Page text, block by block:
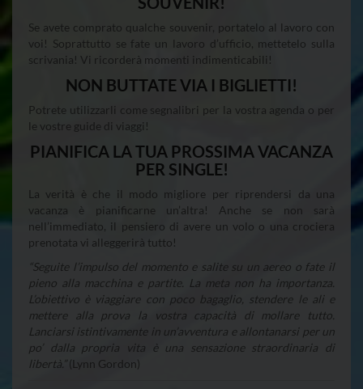
Se avete comprato qualche souvenir, portatelo al lavoro con
voi! Soprattutto se fate un lavoro d’ufficio, mettetelo sulla
scrivania! Vi ricorderà momenti indimenticabili!
NON BUTTATE VIA I BIGLIETTI!
Potrete utilizzarli come segnalibri per la vostra agenda o per
le vostre guide di viaggi!
PIANIFICA LA TUA PROSSIMA VACANZA
PER SINGLE!
La verità è che il modo migliore per riprendersi da una
vacanza è pianificarne un’altra! Anche se non sarà
nell’immediato, il pensiero di avere un volo o una crociera
prenotata vi alleggerirà tutto!
“Seguite l’impulso del momento e salite su un aereo o fate il
pieno alla macchina e partite. La meta non ha importanza.
L’obiettivo è viaggiare con poco bagaglio, stendere le ali e
mettere alla prova la vostra capacità di mollare tutto.
Lanciarsi istintivamente in un’avventura e allontanarsi per un
po’ dalla propria vita è una sensazione straordinaria di
libertà.” (Lynn Gordon)